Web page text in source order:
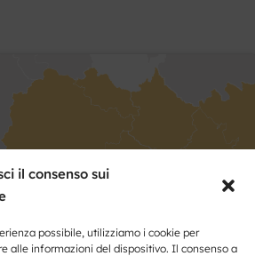
il consenso sui
possibile, utilizziamo i cookie per
alle informazioni del dispositivo. Il consenso a
accettare i cookie marketing